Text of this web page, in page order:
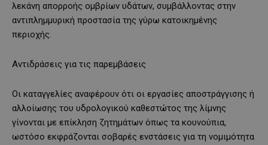
λεκάνη απορροής ομβρίων υδάτων, συμβάλλοντας στην
αντιπλημμυρική προστασία της γύρω κατοικημένης
περιοχής.
Αντιδράσεις για τις παρεμβάσεις
Οι καταγγελίες αναφέρουν ότι οι εργασίες αποστράγγισης ή
αλλοίωσης του υδρολογικού καθεστώτος της λίμνης
γίνονται με επίκληση ζητημάτων όπως τα κουνούπια,
ωστόσο εκφράζονται σοβαρές ενστάσεις για τη νομιμότητα